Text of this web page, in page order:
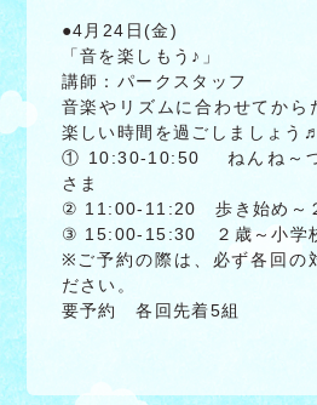
●4月24日(金)
「音を楽しもう♪」
講師：パークスタッフ
音楽やリズムに合わせてから
楽しい時間を過ごしましょう♬
① 10:30-10:50 ねんね～つ
さま
② 11:00-11:20 歩き始め～
③ 15:00-15:30 ２歳～小学
※ご予約の際は、必ず各回の
ださい。
要予約 各回先着5組